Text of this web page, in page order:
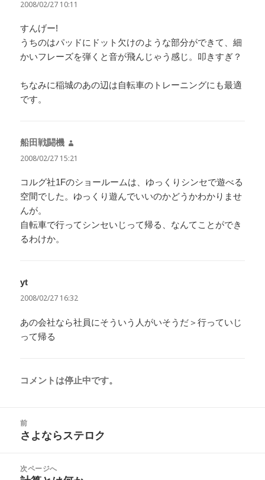
り:
2008/02/27 10:11
すんげー!
うちのはパッドにドット欠けのような部分ができて、細
かいフレーズを弾くと音が飛んじゃう感じ。叩きすぎ？
ちなみに稲城のあの辺は自転車のトレーニングにも最適
です。
船田戦闘機
り:
2008/02/27 15:21
コルグ社1Fのショールームは、ゆっくりシンセで遊べる
空間でした。ゆっくり遊んでいいのかどうかわかりませ
んが。
自転車で行ってシンセいじって帰る、なんてことができ
るわけか。
yt
り:
2008/02/27 16:32
あの会社なら社員にそういう人がいそうだ＞行っていじ
って帰る
コメントは停止中です。
前
前
投
稿:
さよならステロク
次ページへ